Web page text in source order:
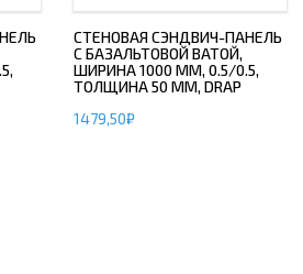
СТЕНОВАЯ СЭНДВИЧ-ПАНЕЛЬ
С БАЗАЛЬТОВОЙ ВАТОЙ,
ШИРИНА 1000 ММ, 0.5/0.5,
ТОЛЩИНА 50 ММ, DRAP
1479,50₽